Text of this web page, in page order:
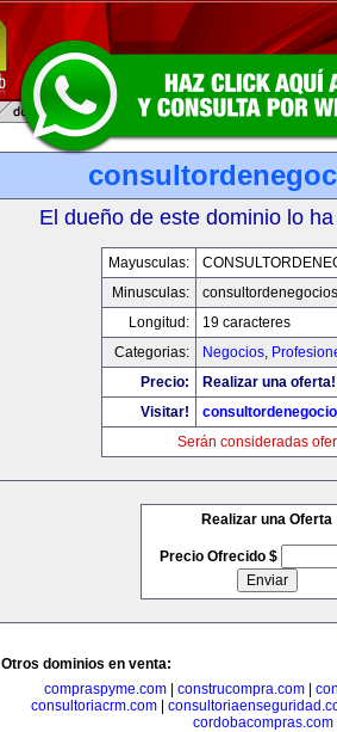
El dueño de este dominio lo
Mayusculas:
Minusculas:
Longitud:
19 caracteres
Categorias:
Negocios,
Precio:
Realizar una oferta!
Visitar!
Serán consideradas
Realizar una Oferta
Precio Ofrecido $
Otros dominios en venta:
compraspyme.com
construcompra.com
consultoriacrm.com|
cordobacompras.com